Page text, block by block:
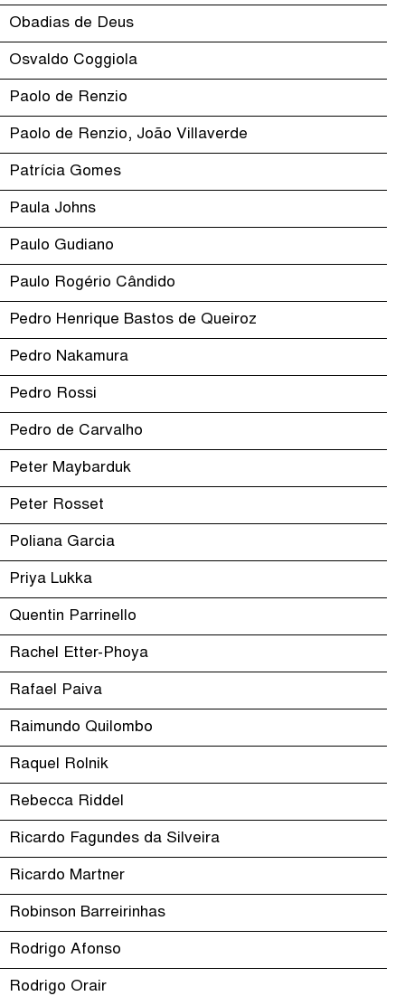
Obadias de Deus
Osvaldo Coggiola
Paolo de Renzio
Paolo de Renzio, João Villaverde
Patrícia Gomes
Paula Johns
Paulo Gudiano
Paulo Rogério Cândido
Pedro Henrique Bastos de Queiroz
Pedro Nakamura
Pedro Rossi
Pedro de Carvalho
Peter Maybarduk
Peter Rosset
Poliana Garcia
Priya Lukka
Quentin Parrinello
Rachel Etter-Phoya
Rafael Paiva
Raimundo Quilombo
Raquel Rolnik
Rebecca Riddel
Ricardo Fagundes da Silveira
Ricardo Martner
Robinson Barreirinhas
Rodrigo Afonso
Rodrigo Orair